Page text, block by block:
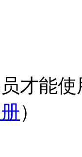
员才能
）